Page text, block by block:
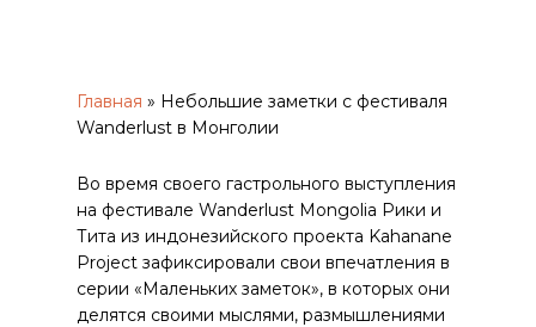
Главная » Небольшие заметки с фестиваля
Wanderlust в Монголии
Во время своего гастрольного выступления
на фестивале Wanderlust Mongolia Рики и
Тита из индонезийского проекта Kahanane
Project зафиксировали свои впечатления в
серии «Маленьких заметок», в которых они
делятся своими мыслями, размышлениями